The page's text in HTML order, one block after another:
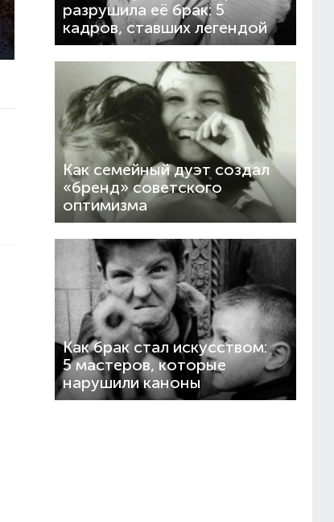
разрушила её брак: 5
кадров, ставших легендой
Как семейный дуэт создал
«бренд» советского
оптимизма
Как брак стал искусством:
5 мастеров, которые
нарушили каноны